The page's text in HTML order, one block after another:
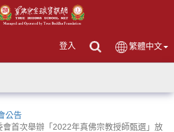
登入 繁體中文
公告
會首次舉辦「2022年真佛宗教授師甄選」放